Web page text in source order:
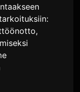
,
off-